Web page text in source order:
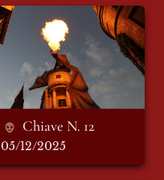
N. 12
Chiave N. 12
05/12/2025